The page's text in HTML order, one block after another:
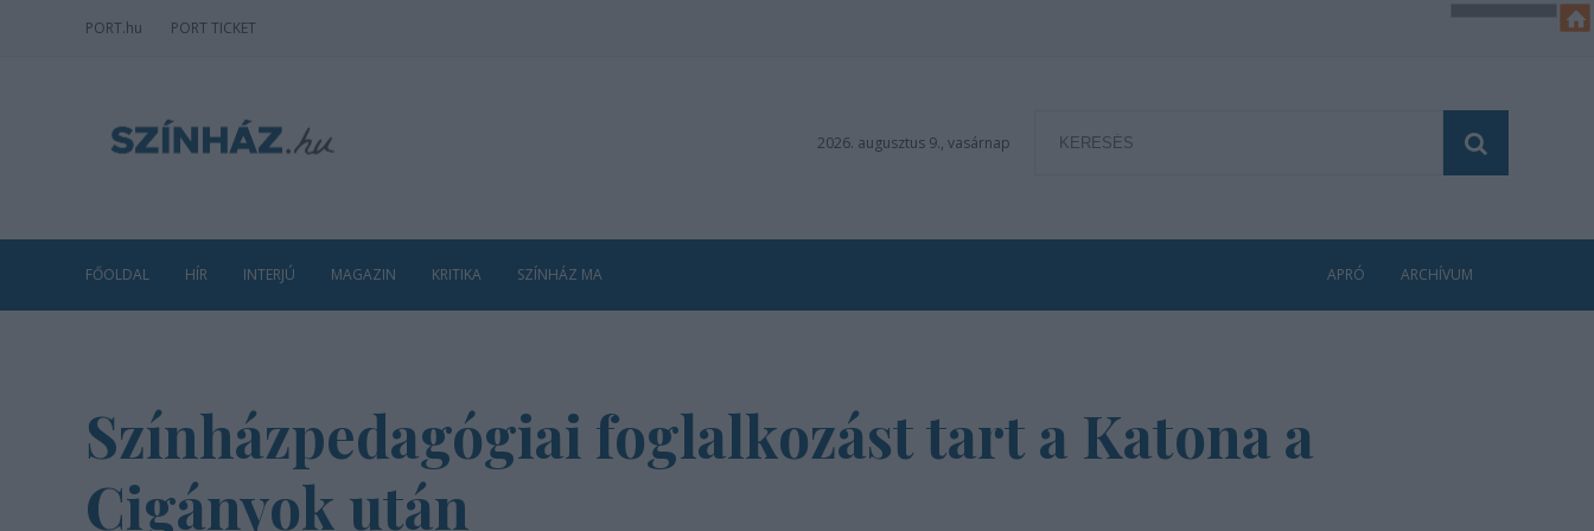
PORT.hu PORT TICKET
2026. augusztus 9., vasárnap
FŐOLDAL HÍR INTERJÚ MAGAZIN KRITIKA SZÍNHÁZ MA APRÓ ARCHÍVUM
Színházpedagógiai foglalkozást tart a Katona a
Cigányok után